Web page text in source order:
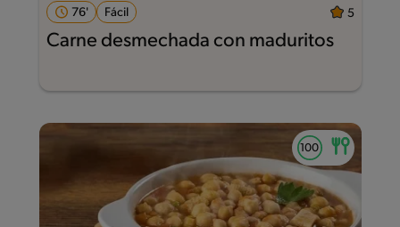
76' Fácil 5
Carne desmechada con maduritos